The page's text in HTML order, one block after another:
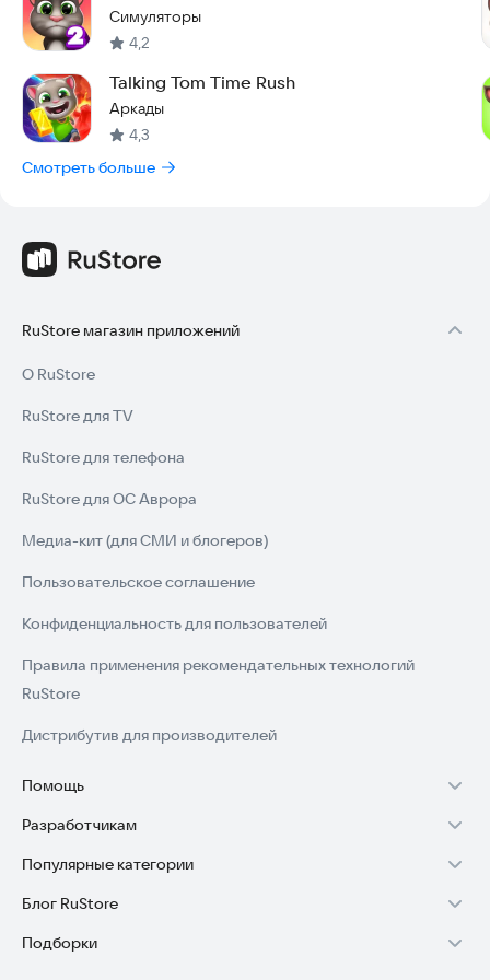
Симуляторы
4,2
Talking Tom Time Rush
Аркады
4,3
Смотреть больше
RuStore магазин приложений
О RuStore
RuStore для TV
RuStore для телефона
RuStore для ОС Аврора
Медиа-кит (для СМИ и блогеров)
Пользовательское соглашение
Конфиденциальность для пользователей
Правила применения рекомендательных технологий
RuStore
Дистрибутив для производителей
Помощь
Установка RuStore на TV
Установка RuStore на телефон
Установка RuStore в машину
Помощь пользователям RuStore
Разработчикам
Зарабатывать с RuStore
Стать разработчиком
Доступ к RuStore Консоль
Популярные категории
Игры для Android
Приложения банков
Блог RuStore
Обзоры игр для Android 2025
Подборки